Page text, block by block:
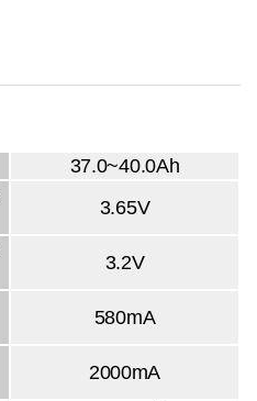
37.0~40.0Ah
3.65V
3.2V
580mA
2000mA